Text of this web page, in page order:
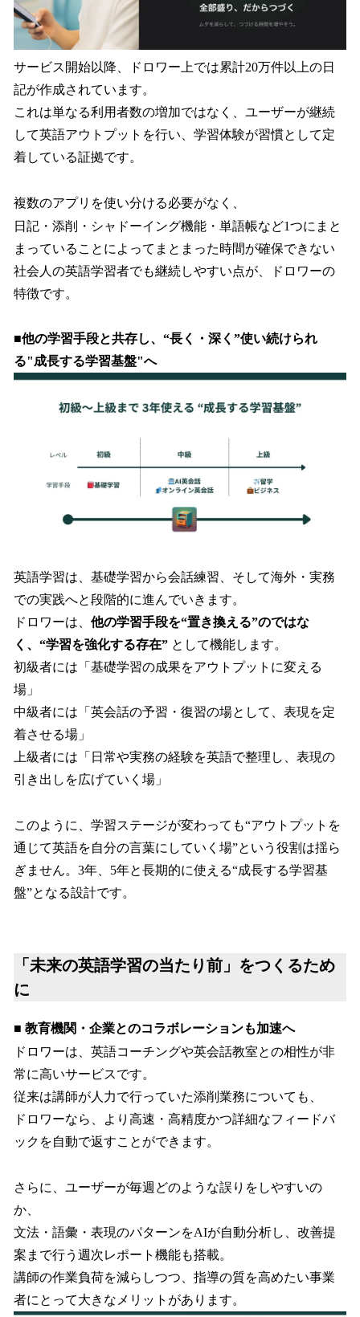
サービス開始以降、ドロワー上では累計20万件以上の日
記が作成されています。
これは単なる利用者数の増加ではなく、ユーザーが継続
して英語アウトプットを行い、学習体験が習慣として定
着している証拠です。
複数のアプリを使い分ける必要がなく、
日記・添削・シャドーイング機能・単語帳など1つにまと
まっていることによってまとまった時間が確保できない
社会人の英語学習者でも継続しやすい点が、ドロワーの
特徴です。
■他の学習手段と共存し、“長く・深く”使い続けられ
る"成長する学習基盤"へ
英語学習は、基礎学習から会話練習、そして海外・実務
での実践へと段階的に進んでいきます。
ドロワーは、 他の学習手段を“置き換える”のではな
く、“学習を強化する存在” として機能します。
初級者には「基礎学習の成果をアウトプットに変える
場」
中級者には「英会話の予習・復習の場として、表現を定
着させる場」
上級者には「日常や実務の経験を英語で整理し、表現の
引き出しを広げていく場」
このように、学習ステージが変わっても“アウトプットを
通じて英語を自分の言葉にしていく場”という役割は揺ら
ぎません。3年、5年と長期的に使える“成長する学習基
盤”となる設計です。
「未来の英語学習の当たり前」をつくるため
に
■ 教育機関・企業とのコラボレーションも加速へ
ドロワーは、英語コーチングや英会話教室との相性が非
常に高いサービスです。
従来は講師が人力で行っていた添削業務についても、
ドロワーなら、より高速・高精度かつ詳細なフィードバ
ックを自動で返すことができます。
さらに、ユーザーが毎週どのような誤りをしやすいの
か、
文法・語彙・表現のパターンをAIが自動分析し、改善提
案まで行う週次レポート機能も搭載。
講師の作業負荷を減らしつつ、指導の質を高めたい事業
者にとって大きなメリットがあります。